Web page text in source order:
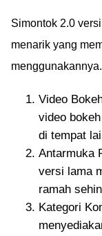
Simontok 2.0
menarik yang
Video
video
di tempat
Antarmuka
versi lama
ramah
Kategori